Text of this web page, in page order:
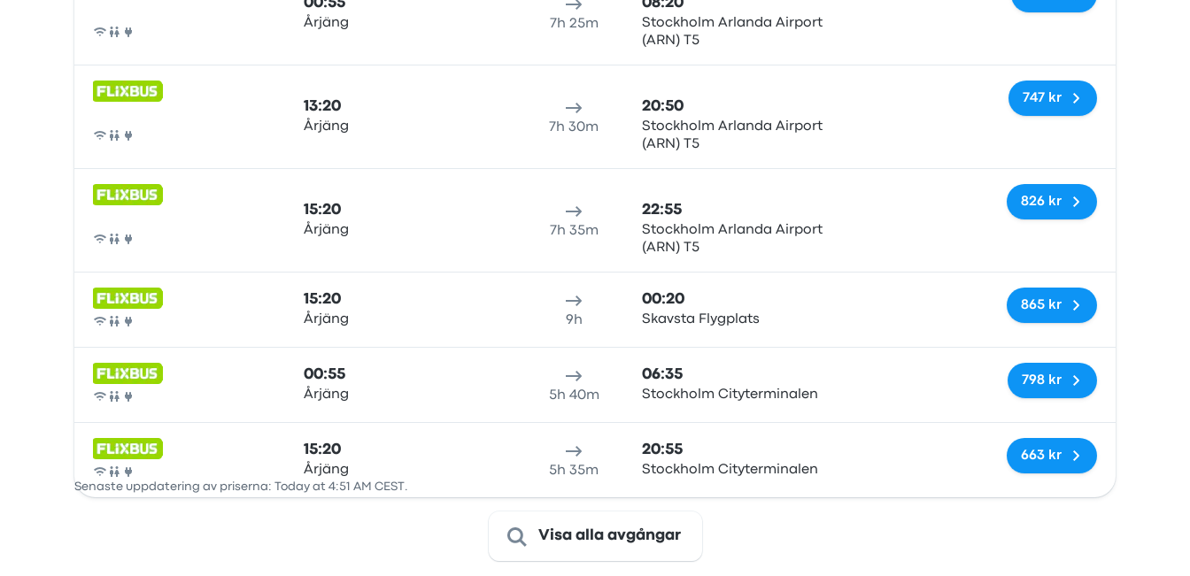
Buss
00:55
Årjäng 7h 25m
08:20
Stockholm Arlanda Airport
(ARN) T5
Buss
13:20
Årjäng 7h 30m
20:50
Stockholm Arlanda Airport
(ARN) T5
Inga taggar
747 kr
Buss
15:20
Årjäng 7h 35m
22:55
Stockholm Arlanda Airport
(ARN) T5
Inga taggar
826 kr
Buss
15:20
Årjäng 9h
00:20
Skavsta Flygplats
Inga taggar
865 kr
Buss
00:55
Årjäng 5h 40m
06:35
Stockholm Cityterminalen
Inga taggar
798 kr
Buss
15:20
Årjäng 5h 35m
20:55
Stockholm Cityterminalen
Inga taggar
663 kr
Senaste uppdatering av priserna: Today at 4:51 AM CEST.
Visa alla avgångar